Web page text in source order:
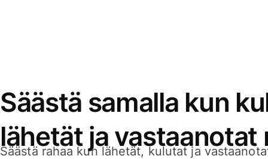
Säästä samalla kun
lähetät ja vastaanotat
Säästä rahaa kun lähetät, kulutat ja